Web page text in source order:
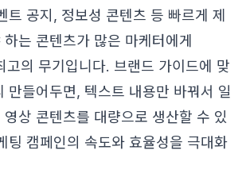
트 공지, 정보성 콘텐츠 등 빠르게 제
는 콘텐츠가 많은 마케터에게
고의 무기입니다. 브랜드 가이드에 맞
만들어두면, 텍스트 내용만 바꿔서 일
상 콘텐츠를 대량으로 생산할 수 있
팅 캠페인의 속도와 효율성을 극대화